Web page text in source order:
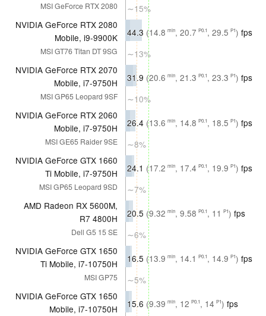
MSI GeForce RTX 2080
∼15%
NVIDIA GeForce RTX 2080
Mobile, i9-9900K
MSI GT76 Titan DT 9SG
44.3 (14.8 min, 20.7 P0.1, 29.5 P1) fps
∼13%
NVIDIA GeForce RTX 2070
Mobile, i7-9750H
MSI GP65 Leopard 9SF
31.9 (20.6 min, 21.3 P0.1, 23.3 P1) fps
∼10%
NVIDIA GeForce RTX 2060
Mobile, i7-9750H
MSI GE65 Raider 9SE
26.4 (13.6 min, 14.8 P0.1, 18.5 P1) fps
∼8%
NVIDIA GeForce GTX 1660
Ti Mobile, i7-9750H
MSI GP65 Leopard 9SD
24.1 (17.2 min, 17.4 P0.1, 19.9 P1) fps
∼7%
AMD Radeon RX 5600M,
R7 4800H
Dell G5 15 SE
20.5 (9.32 min, 9.58 P0.1, 11 P1) fps
∼6%
NVIDIA GeForce GTX 1650
Ti Mobile, i7-10750H
MSI GP75
16.5 (13.9 min, 14.1 P0.1, 14.9 P1) fps
∼5%
NVIDIA GeForce GTX 1650
Mobile, i7-10750H
15.6 (9.39 min, 12 P0.1, 14 P1) fps